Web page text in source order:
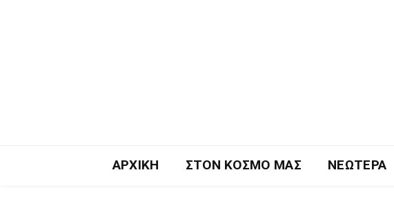
ΑΡΧΙΚΉ ΣΤΟΝ ΚΌΣΜΟ ΜΑΣ ΝΕΏΤΕΡΑ